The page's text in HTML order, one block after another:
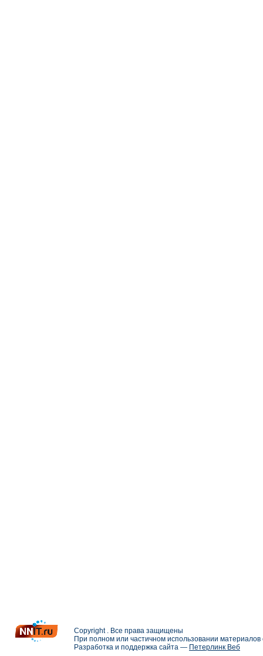
Copyright . Все права защищены
При полном или частичном использовании
Разработка и поддержка сайта — Петерлинк Веб